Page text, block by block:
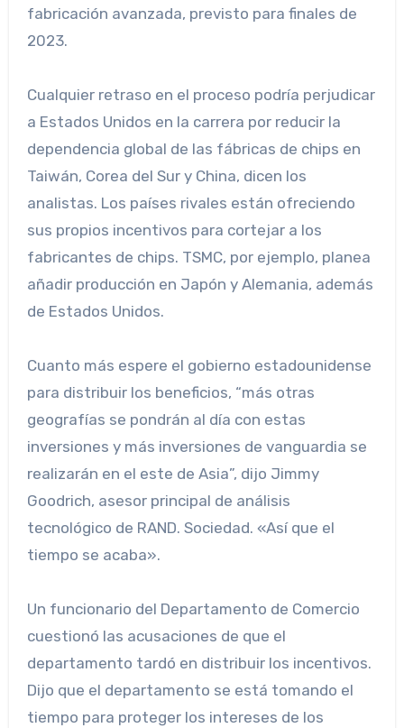
fabricación avanzada, previsto para finales de
2023.
Cualquier retraso en el proceso podría perjudicar
a Estados Unidos en la carrera por reducir la
dependencia global de las fábricas de chips en
Taiwán, Corea del Sur y China, dicen los
analistas. Los países rivales están ofreciendo
sus propios incentivos para cortejar a los
fabricantes de chips. TSMC, por ejemplo, planea
añadir producción en Japón y Alemania, además
de Estados Unidos.
Cuanto más espere el gobierno estadounidense
para distribuir los beneficios, “más otras
geografías se pondrán al día con estas
inversiones y más inversiones de vanguardia se
realizarán en el este de Asia”, dijo Jimmy
Goodrich, asesor principal de análisis
tecnológico de RAND. Sociedad. «Así que el
tiempo se acaba».
Un funcionario del Departamento de Comercio
cuestionó las acusaciones de que el
departamento tardó en distribuir los incentivos.
Dijo que el departamento se está tomando el
tiempo para proteger los intereses de los